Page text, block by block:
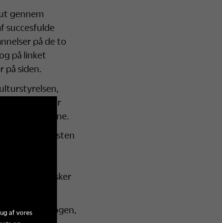
gennem
succesfulde
på de to
på linket
på siden.
relevans for
Skoletjenesten
der ønsker
af drejebogen,
af vores